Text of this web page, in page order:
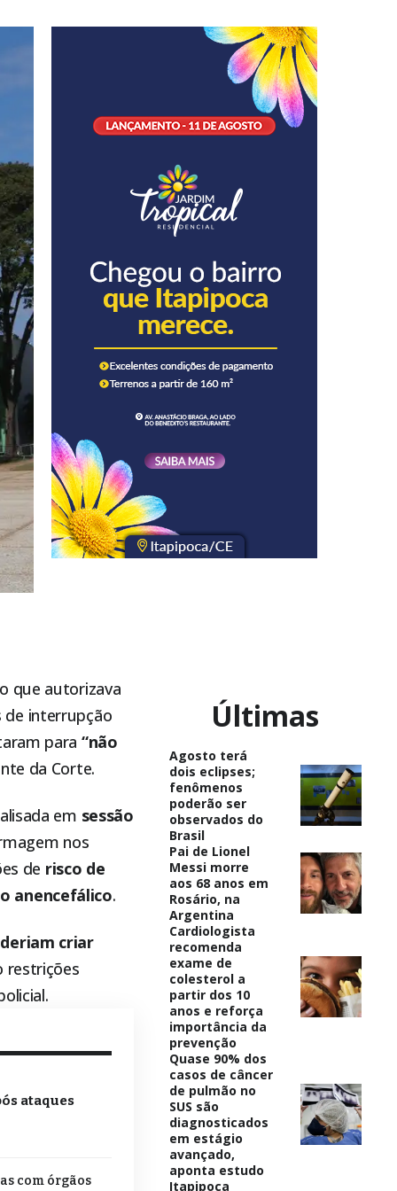
que autorizava
interrupção
para “não
da Corte.
em sessão
nos
de risco de
anencefálico.
criar
restrições
ataques
com órgãos
Últimas
Agosto terá
dois eclipses;
fenômenos
poderão ser
observados do
Brasil
Pai de Lionel
Messi morre
aos 68 anos em
Rosário, na
Argentina
Cardiologista
recomenda
exame de
colesterol a
partir dos 10
anos e reforça
importância da
prevenção
Quase 90% dos
casos de câncer
de pulmão no
SUS são
diagnosticados
em estágio
avançado,
aponta estudo
Itapipoca